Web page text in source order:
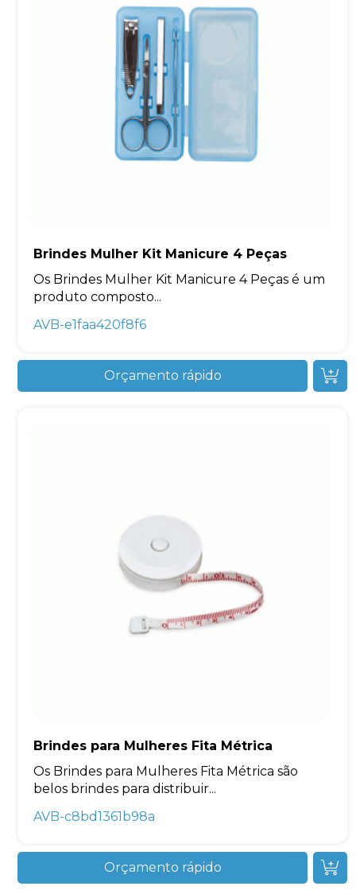
Brindes Mulher Kit Manicure 4 Peças
Os Brindes Mulher Kit Manicure 4 Peças é um
produto composto...
AVB-e1faa420f8f6
Orçamento rápido
Brindes para Mulheres Fita Métrica
Os Brindes para Mulheres Fita Métrica são
belos brindes para distribuir...
AVB-c8bd1361b98a
Orçamento rápido